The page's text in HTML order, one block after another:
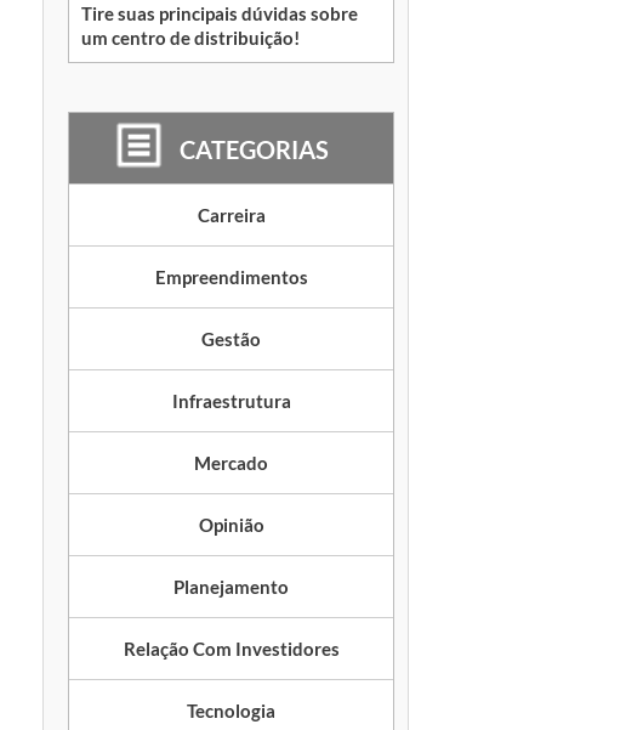
Tire suas principais dúvidas sobre
um centro de distribuição!
CATEGORIAS
Carreira
Empreendimentos
Gestão
Infraestrutura
Mercado
Opinião
Planejamento
Relação Com Investidores
Tecnologia